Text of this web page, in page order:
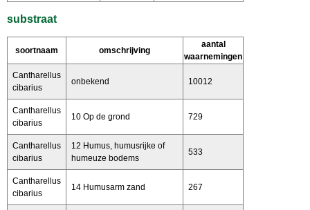
substraat
soortnaam omschrijving
aantal
waarnemingen
Cantharellus
cibarius
onbekend 10012
Cantharellus
cibarius
10 Op de grond 729
Cantharellus
cibarius
12 Humus, humusrijke of
humeuze bodems
533
Cantharellus
cibarius
14 Humusarm zand 267